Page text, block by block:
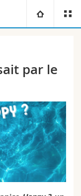
et management
par le